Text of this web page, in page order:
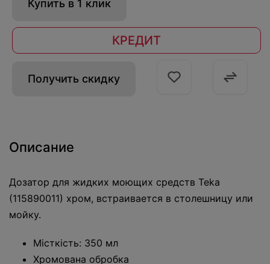
Купить в 1 клик
КРЕДИТ
Получить скидку
Описание
Дозатор для жидких моющих средств Teka
(115890011) хром, встраивается в столешницу или
мойку.
Місткість: 350 мл
Хромована обробка